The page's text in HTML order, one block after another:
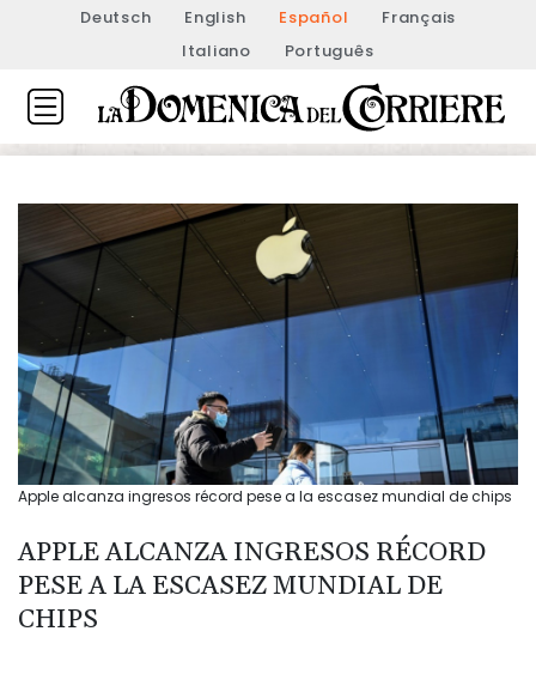
Deutsch English Español
Français
Italiano
Português
Apple alcanza ingresos récord pese a la escasez mundial de chips
APPLE ALCANZA INGRESOS RÉCORD
PESE A LA ESCASEZ MUNDIAL DE
CHIPS